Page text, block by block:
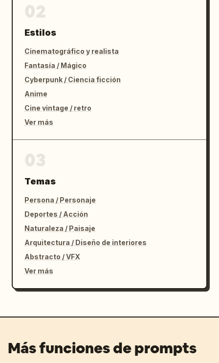
Estilos
Cinematográfico y realista
Fantasía / Mágico
Cyberpunk / Ciencia ficción
Anime
Cine vintage / retro
Ver más
Temas
Persona / Personaje
Deportes / Acción
Naturaleza / Paisaje
Arquitectura / Diseño de interiores
Abstracto / VFX
Ver más
Más funciones de prompts